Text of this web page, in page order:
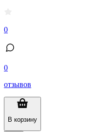
0
0
отзывов
В корзину